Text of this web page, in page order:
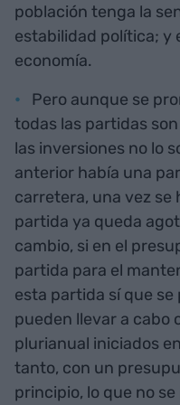
población tenga la
estabilidad política; y
economía.
Pero aunque se
todas las partidas
las inversiones no lo
anterior había una
carretera, una vez se
partida ya queda
cambio, si en el
partida para el
esta partida sí que se
pueden llevar a cabo
plurianual iniciados
tanto, con un
principio, lo que no